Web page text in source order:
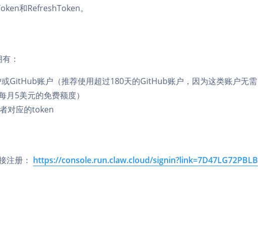
和RefreshToken。
：
GitHub账户（推荐使用超过180天的GitHub账户，因为这类账户无需
月5美元的免费额度）
对应的token
注册： https://console.run.claw.cloud/signin?link=7D47LG72PBLB